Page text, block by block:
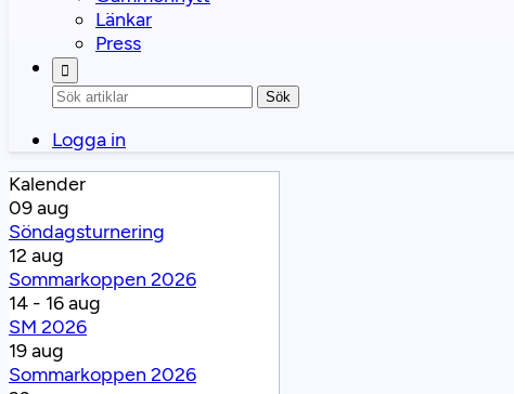
Länkar
Press
Sök
Logga in
Kalender
09 aug
Söndagsturnering
12 aug
Sommarkoppen 2026
14 - 16 aug
SM 2026
19 aug
Sommarkoppen 2026